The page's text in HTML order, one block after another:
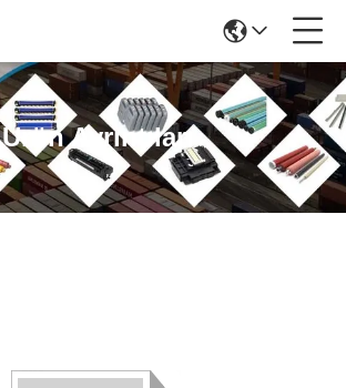
Ürün Ayrıntıları